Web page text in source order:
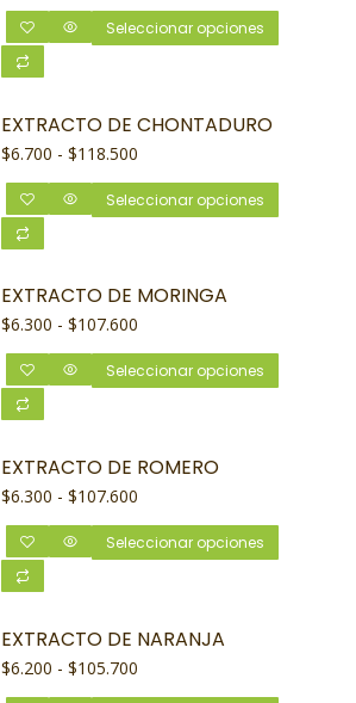
Seleccionar opciones
EXTRACTO DE CHONTADURO
$6.700 - $118.500
Seleccionar opciones
EXTRACTO DE MORINGA
$6.300 - $107.600
Seleccionar opciones
EXTRACTO DE ROMERO
$6.300 - $107.600
Seleccionar opciones
EXTRACTO DE NARANJA
$6.200 - $105.700